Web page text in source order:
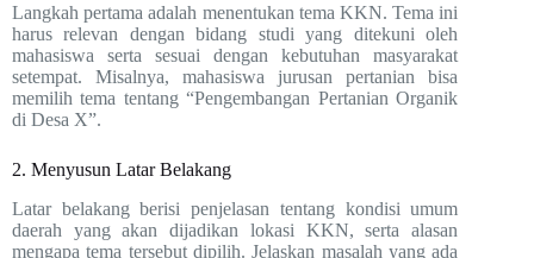
Langkah pertama adalah menentukan tema KKN. Tema ini
harus relevan dengan bidang studi yang ditekuni oleh
mahasiswa serta sesuai dengan kebutuhan masyarakat
setempat. Misalnya, mahasiswa jurusan pertanian bisa
memilih tema tentang “Pengembangan Pertanian Organik
di Desa X”.
2. Menyusun Latar Belakang
Latar belakang berisi penjelasan tentang kondisi umum
daerah yang akan dijadikan lokasi KKN, serta alasan
mengapa tema tersebut dipilih. Jelaskan masalah yang ada